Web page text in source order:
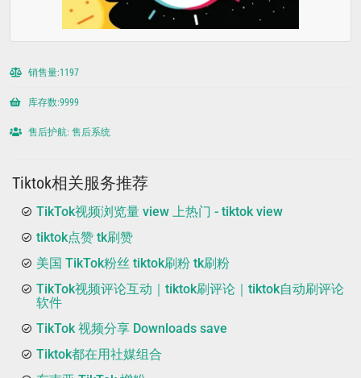
销售量:1197
库存数:9999
售后护航: 售后系统
Tiktok相关服务推荐
TikTok视频浏览量 view 上热门 - tiktok view
tiktok点赞 tk刷赞
美国 TikTok粉丝 tiktok刷粉 tk刷粉
TikTok视频评论互动｜tiktok刷评论｜tiktok自动刷评论
软件
TikTok 视频分享 Downloads save
Tiktok都在用社媒组合